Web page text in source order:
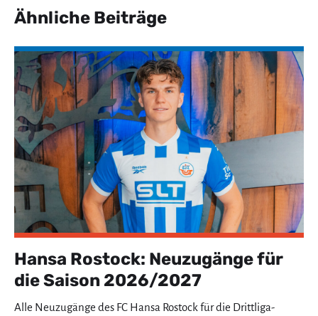
Ähnliche Beiträge
Hansa Rostock: Neuzugänge für
die Saison 2026/2027
Alle Neuzugänge des FC Hansa Rostock für die Drittliga-